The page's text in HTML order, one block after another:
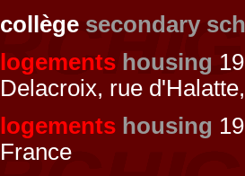
collège secondary
logements housing
Delacroix, rue
logements housing
France